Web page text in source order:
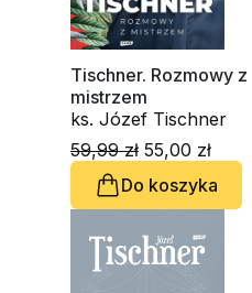
Tischner. Rozmowy z
mistrzem
ks. Józef Tischner
59,99 zł 55,00 zł
Do koszyka